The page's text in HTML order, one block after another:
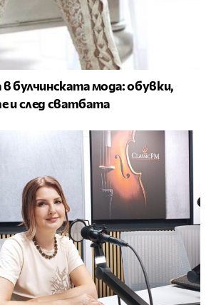
булчинската мода: обувки,
и след сватбата